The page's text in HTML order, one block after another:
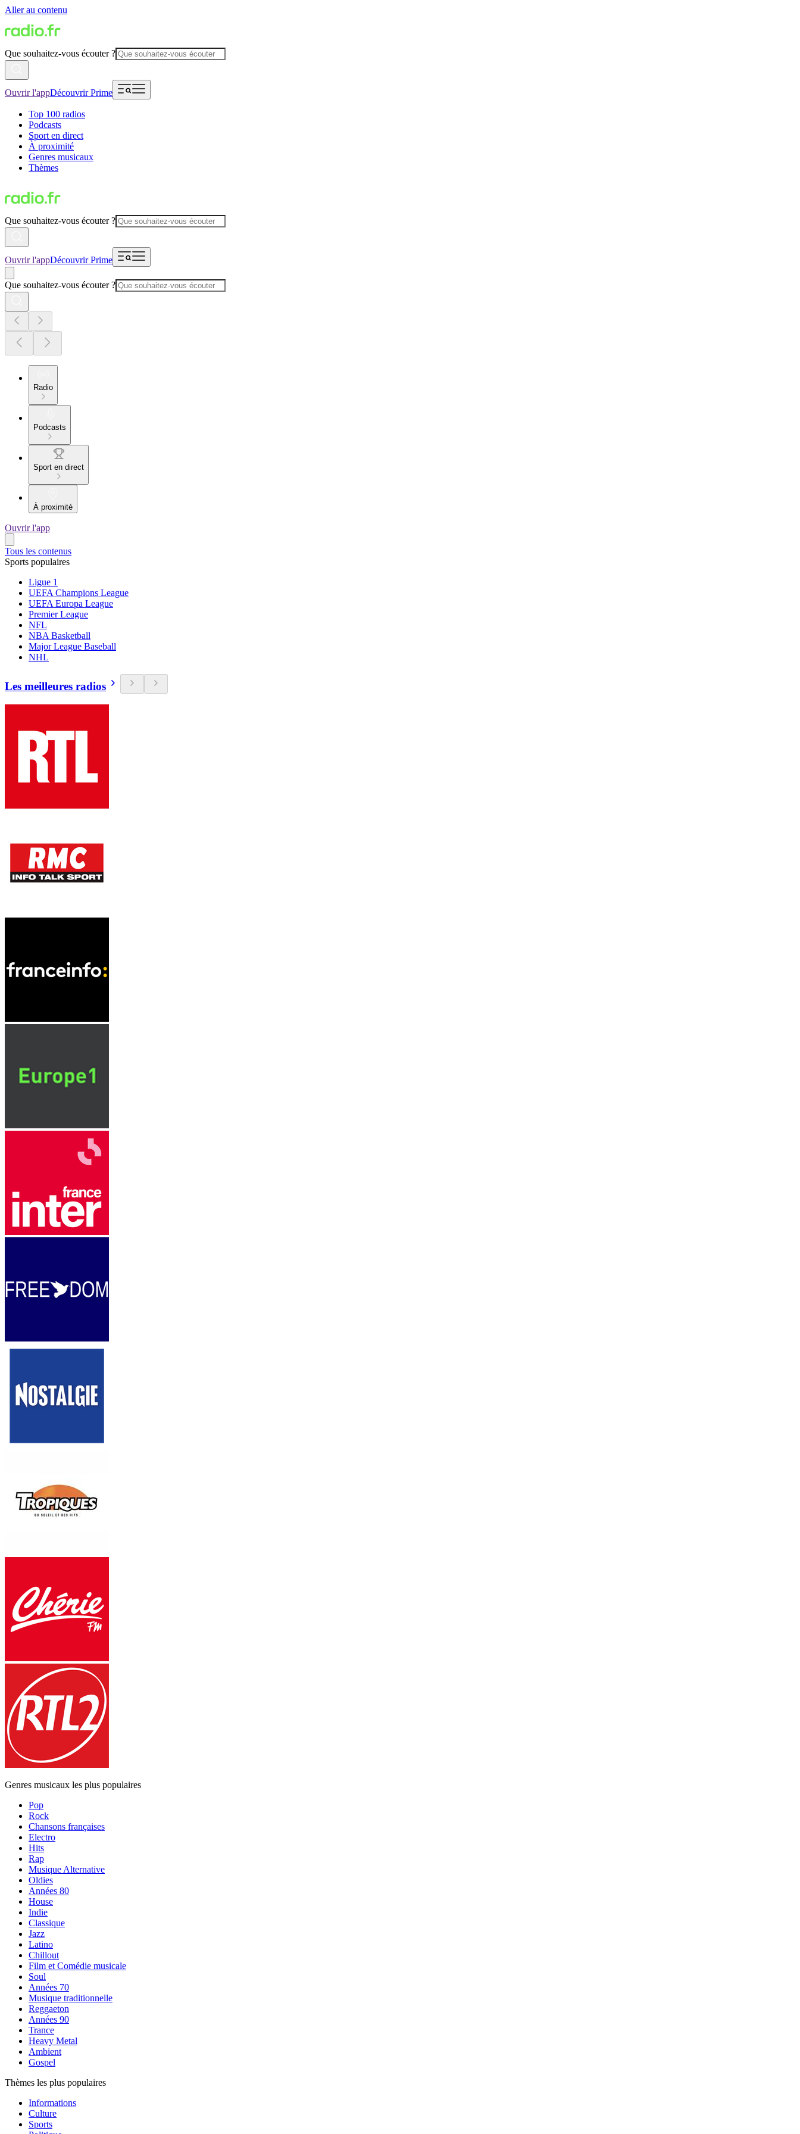
Aller au contenu
Que souhaitez-vous écouter ?
Ouvrir l'appDécouvrir Prime
Top 100 radios
Podcasts
Sport en direct
À proximité
Genres musicaux
Thèmes
Que souhaitez-vous écouter ?
Ouvrir l'appDécouvrir Prime
Que souhaitez-vous écouter ?
Radio
Podcasts
Sport en direct
À proximité
Ouvrir l'app
Tous les contenus
Sports populaires
Ligue 1
UEFA Champions League
UEFA Europa League
Premier League
NFL
NBA Basketball
Major League Baseball
NHL
Les meilleures radios
Genres musicaux les plus populaires
Pop
Rock
Chansons françaises
Electro
Hits
Rap
Musique Alternative
Oldies
Années 80
House
Indie
Classique
Jazz
Latino
Chillout
Film et Comédie musicale
Soul
Années 70
Musique traditionnelle
Reggaeton
Années 90
Trance
Heavy Metal
Ambient
Gospel
Thèmes les plus populaires
Informations
Culture
Sports